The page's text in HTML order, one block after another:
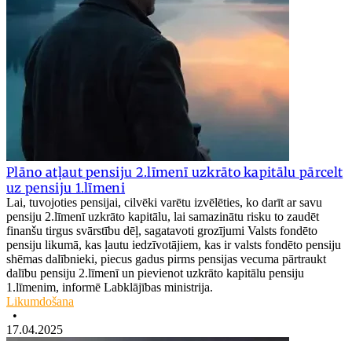
Plāno atļaut pensiju 2.līmenī uzkrāto kapitālu pārcelt
uz pensiju 1.līmeni
Lai, tuvojoties pensijai, cilvēki varētu izvēlēties, ko darīt ar savu
pensiju 2.līmenī uzkrāto kapitālu, lai samazinātu risku to zaudēt
finanšu tirgus svārstību dēļ, sagatavoti grozījumi Valsts fondēto
pensiju likumā, kas ļautu iedzīvotājiem, kas ir valsts fondēto pensiju
shēmas dalībnieki, piecus gadus pirms pensijas vecuma pārtraukt
dalību pensiju 2.līmenī un pievienot uzkrāto kapitālu pensiju
1.līmenim, informē Labklājības ministrija.
Likumdošana
•
17.04.2025